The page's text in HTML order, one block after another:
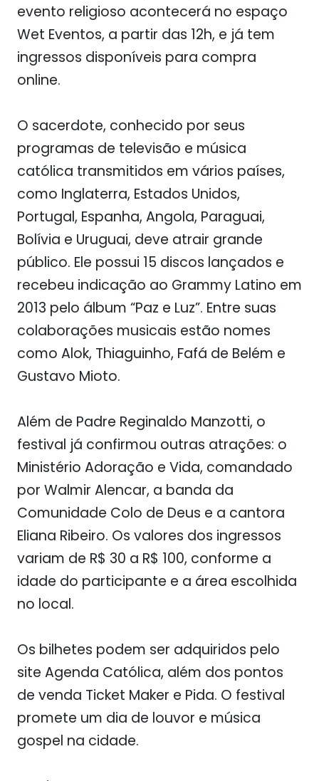
evento religioso acontecerá no espaço
Wet Eventos, a partir das 12h, e já tem
ingressos disponíveis para compra
online.
O sacerdote, conhecido por seus
programas de televisão e música
católica transmitidos em vários países,
como Inglaterra, Estados Unidos,
Portugal, Espanha, Angola, Paraguai,
Bolívia e Uruguai, deve atrair grande
público. Ele possui 15 discos lançados e
recebeu indicação ao Grammy Latino em
2013 pelo álbum “Paz e Luz”. Entre suas
colaborações musicais estão nomes
como Alok, Thiaguinho, Fafá de Belém e
Gustavo Mioto.
Além de Padre Reginaldo Manzotti, o
festival já confirmou outras atrações: o
Ministério Adoração e Vida, comandado
por Walmir Alencar, a banda da
Comunidade Colo de Deus e a cantora
Eliana Ribeiro. Os valores dos ingressos
variam de R$ 30 a R$ 100, conforme a
idade do participante e a área escolhida
no local.
Os bilhetes podem ser adquiridos pelo
site Agenda Católica, além dos pontos
de venda Ticket Maker e Pida. O festival
promete um dia de louvor e música
gospel na cidade.